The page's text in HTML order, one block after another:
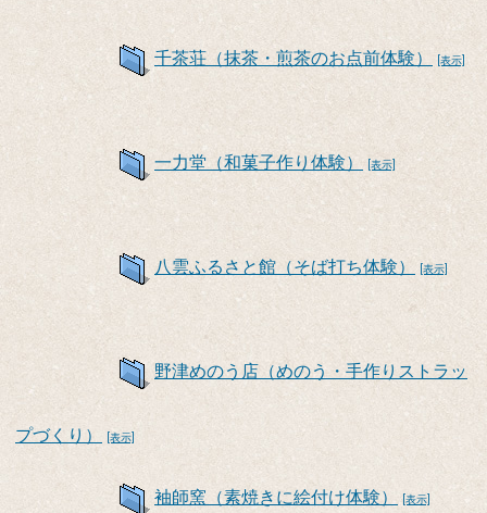
千茶荘（抹茶・煎茶のお点前体験） [表示]
一力堂（和菓子作り体験） [表示]
八雲ふるさと館（そば打ち体験） [表示]
野津めのう店（めのう・手作りストラッ
プづくり） [表示]
袖師窯（素焼きに絵付け体験） [表示]